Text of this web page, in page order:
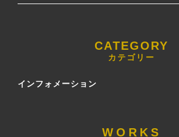
カテゴリー
インフォメーション